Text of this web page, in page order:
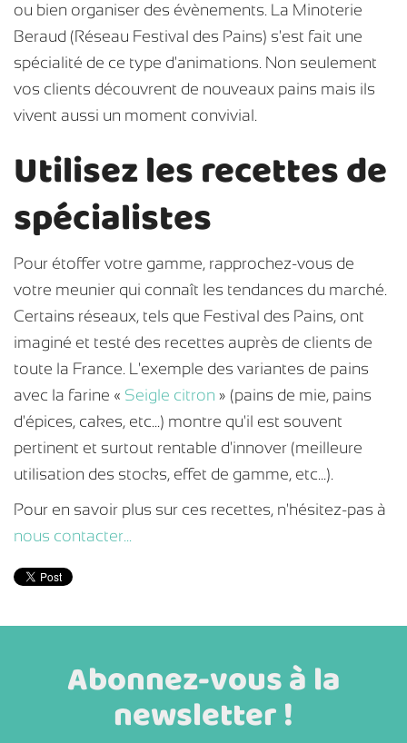
ou bien organiser des évènements. La Minoterie
Beraud (Réseau Festival des Pains) s'est fait une
spécialité de ce type d'animations. Non seulement
vos clients découvrent de nouveaux pains mais ils
vivent aussi un moment convivial.
Utilisez les recettes de
spécialistes
Pour étoffer votre gamme, rapprochez-vous de
votre meunier qui connaît les tendances du marché.
Certains réseaux, tels que Festival des Pains, ont
imaginé et testé des recettes auprès de clients de
toute la France. L'exemple des variantes de pains
avec la farine « Seigle citron » (pains de mie, pains
d'épices, cakes, etc...) montre qu'il est souvent
pertinent et surtout rentable d'innover (meilleure
utilisation des stocks, effet de gamme, etc...).
Pour en savoir plus sur ces recettes, n'hésitez-pas à
nous contacter...
Abonnez-vous à la
newsletter !